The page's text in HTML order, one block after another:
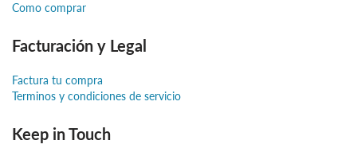
Como comprar
Facturación y Legal
Factura tu compra
Terminos y condiciones de servicio
Keep in Touch